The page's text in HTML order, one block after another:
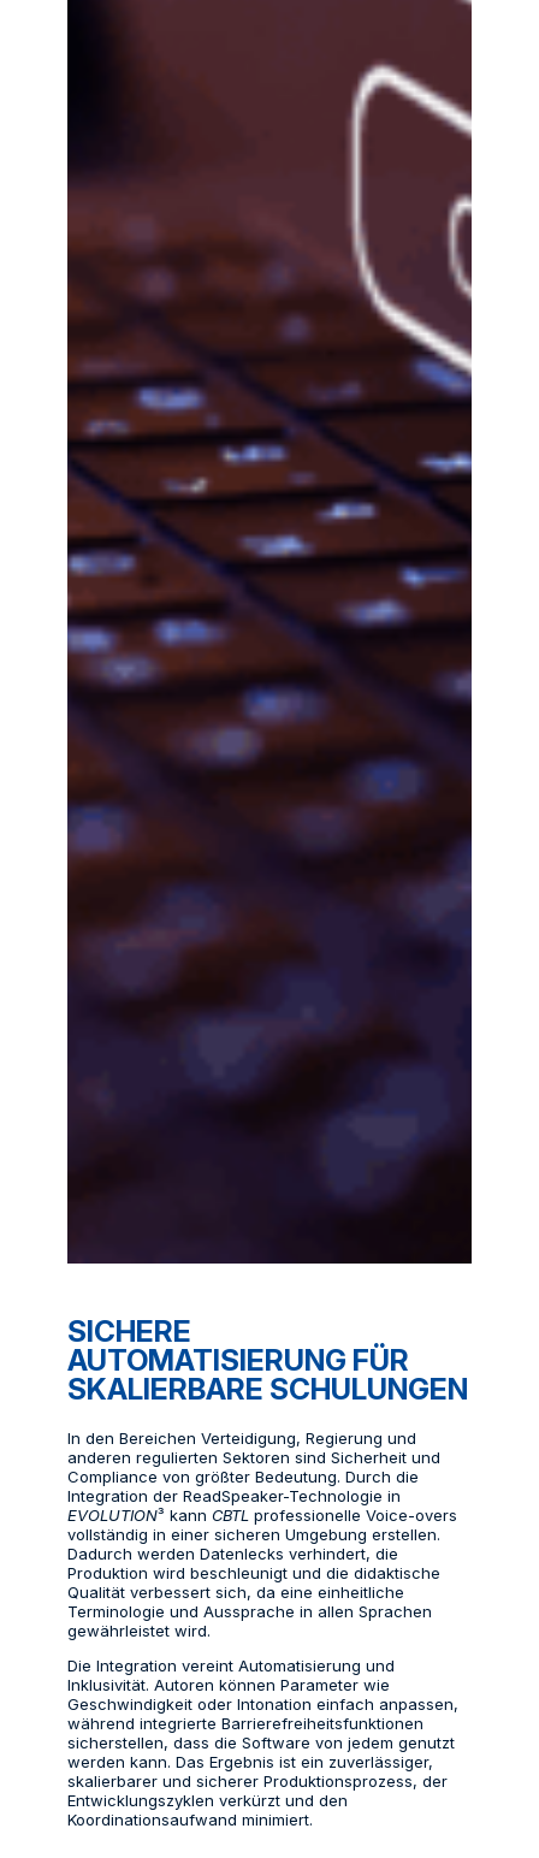
SICHERE
AUTOMATISIERUNG FÜR
SKALIERBARE SCHULUNGEN
In den Bereichen Verteidigung, Regierung und
anderen regulierten Sektoren sind Sicherheit und
Compliance von größter Bedeutung. Durch die
Integration der ReadSpeaker-Technologie in
EVOLUTION³ kann CBTL professionelle Voice-overs
vollständig in einer sicheren Umgebung erstellen.
Dadurch werden Datenlecks verhindert, die
Produktion wird beschleunigt und die didaktische
Qualität verbessert sich, da eine einheitliche
Terminologie und Aussprache in allen Sprachen
gewährleistet wird.
Die Integration vereint Automatisierung und
Inklusivität. Autoren können Parameter wie
Geschwindigkeit oder Intonation einfach anpassen,
während integrierte Barrierefreiheitsfunktionen
sicherstellen, dass die Software von jedem genutzt
werden kann. Das Ergebnis ist ein zuverlässiger,
skalierbarer und sicherer Produktionsprozess, der
Entwicklungszyklen verkürzt und den
Koordinationsaufwand minimiert.